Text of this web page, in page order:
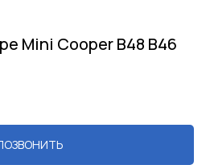
Mini Cooper B48 B46